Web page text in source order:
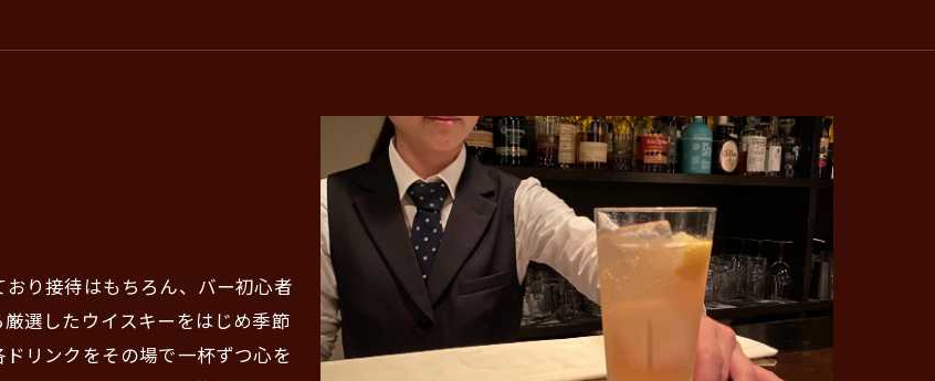
り接待はもちろん、バー初心者
選したウイスキーをはじめ季節
リンクをその場で一杯ずつ心を